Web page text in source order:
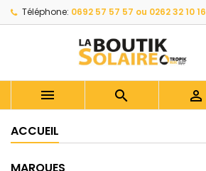
Téléphone: 0692 57 57 57 ou 0262 32 10 16
  
ACCUEIL